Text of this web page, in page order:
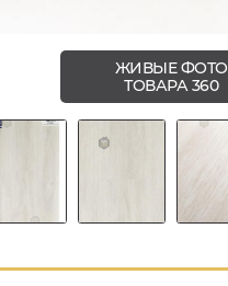
ЖИВЫЕ ФОТО
ТОВАРА 360